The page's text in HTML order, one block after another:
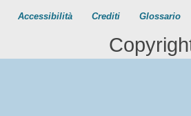
Accessibilità Crediti Glossario